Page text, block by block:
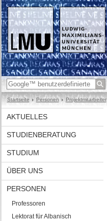
Startseite Personen Projektmitarbeiter
AKTUELLES
STUDIENBERATUNG
STUDIUM
ÜBER UNS
PERSONEN
Professoren
Lektorat für Albanisch